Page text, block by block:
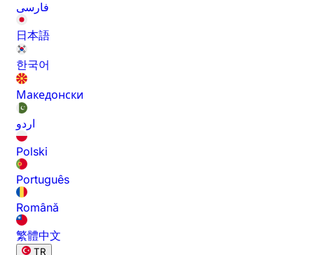
فارسی
日本語
한국어
Македонски
اردو
Polski
Português
Română
繁體中文
TR